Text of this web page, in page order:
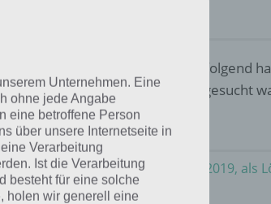
das tägliche Bonus Rätsel. Nachfolgend
täglichen Rätsel und was 2019 gesucht
was vor einem Jahr, am 12.10.2019, als
Unternehmen. Eine
ohne jede Angabe
eine betroffene Person
über unsere Internetseite in
Verarbeitung
Ist die Verarbeitung
besteht für eine solche
holen wir generell eine